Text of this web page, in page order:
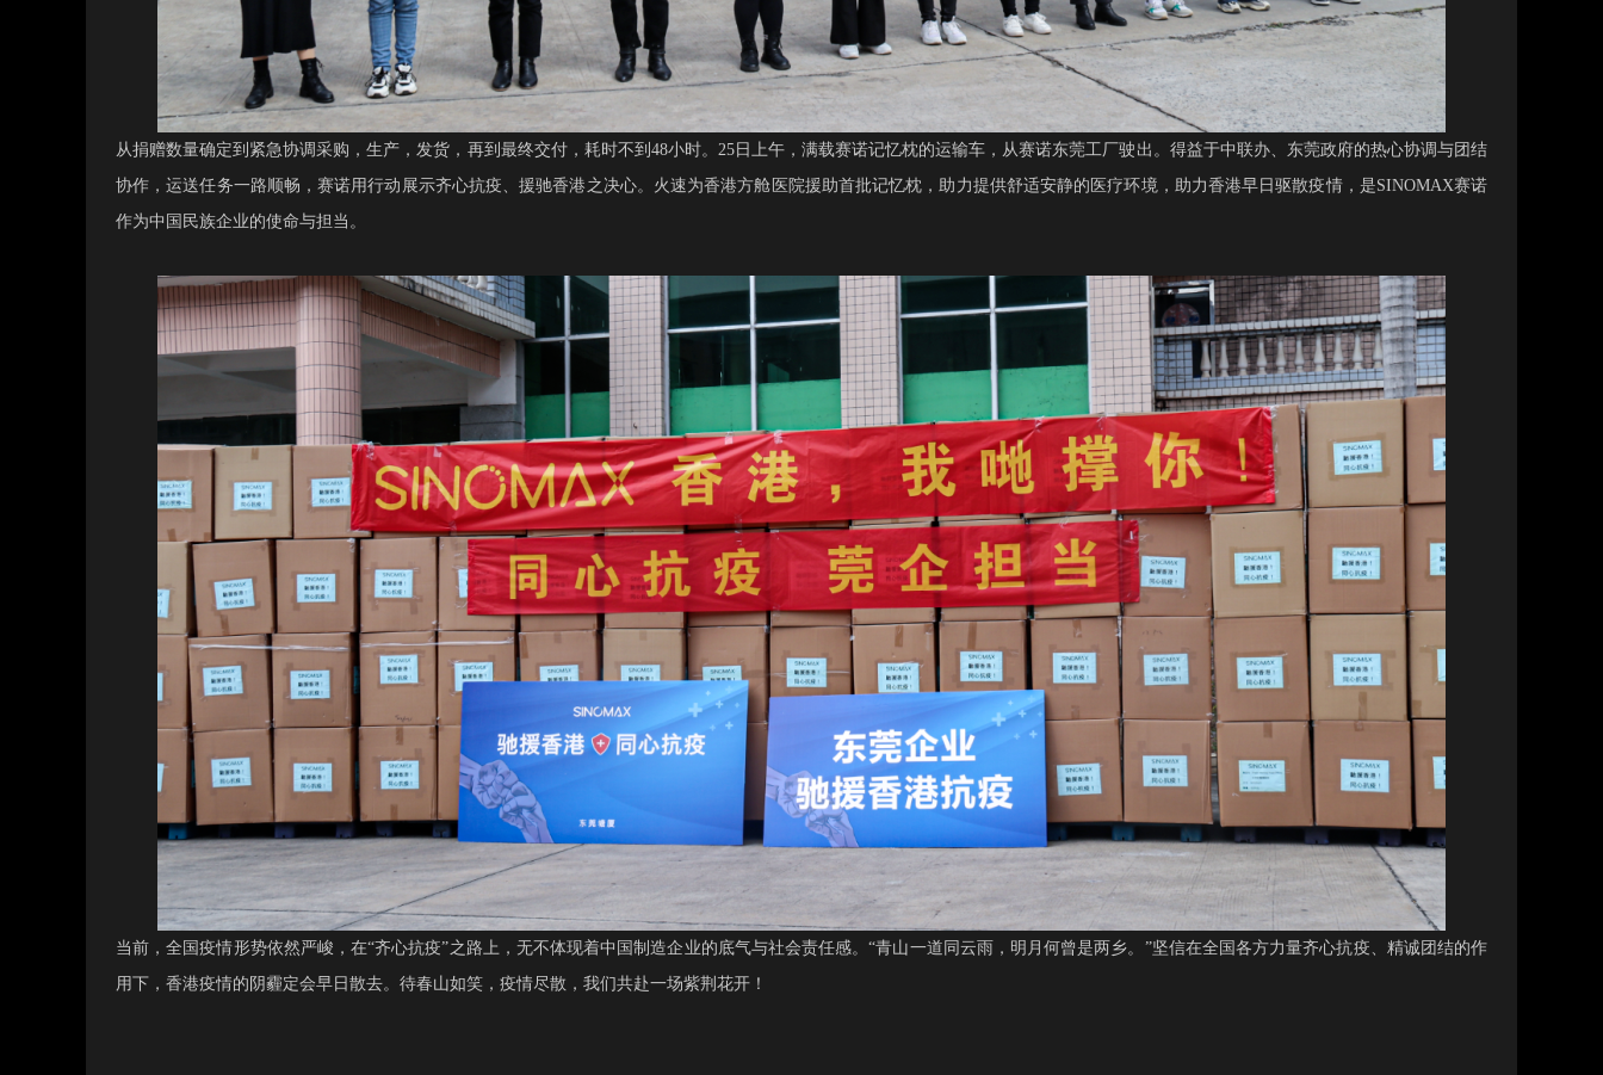
从捐赠数量确定到紧急协调采购，生产，发货，再到最终交付，耗时不到 48小时。25日上午，满载赛诺记忆枕的运输车，从赛诺东莞工厂驶出。得益于中联办、东莞政府的热心协调与团结
协作，运送任务一路顺畅，赛诺用行动展示齐心抗疫、援驰香港之决心。火速为香港方舱医院援助首批记忆枕，助力提供舒适安静的医疗环境，助力香港早日驱散疫情，是SINOMAX赛诺
作为中国民族企业的使命与担当。
当前，全国疫情形势依然严峻，在“齐心抗疫”之路上，无不体现着中国制造企业的底气与社会责任感。“青山一道同云雨，明月何曾是两乡。”坚信在全国各方力量齐心抗疫、精诚团结的作
用下，香港疫情的阴霾定会早日散去。待春山如笑，疫情尽散，我们共赴一场紫荆花开！